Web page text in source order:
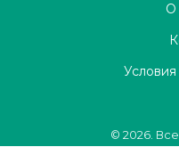
О
© 2026.